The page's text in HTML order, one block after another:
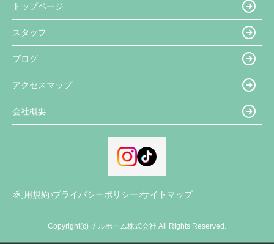
トップページ
スタッフ
ブログ
アクセスマップ
会社概要
利用規約 プライバシーポリシー サイトマップ
Copyright(c) チルホーム株式会社 All Rights Reserved.